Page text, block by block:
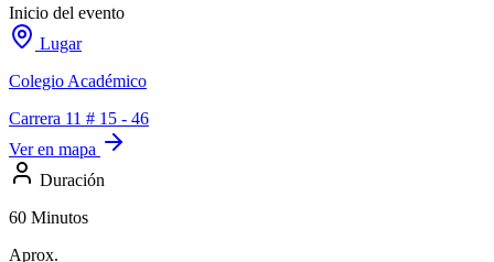
Inicio del evento
Lugar
Colegio Académico
Carrera 11 # 15 - 46
Ver en mapa
Duración
60 Minutos
Aprox.